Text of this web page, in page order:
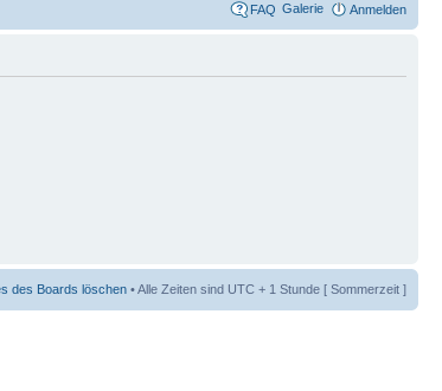
FAQ Galerie Anmelden
des Boards löschen • Alle Zeiten sind UTC + 1 Stunde [ Sommerzeit ]